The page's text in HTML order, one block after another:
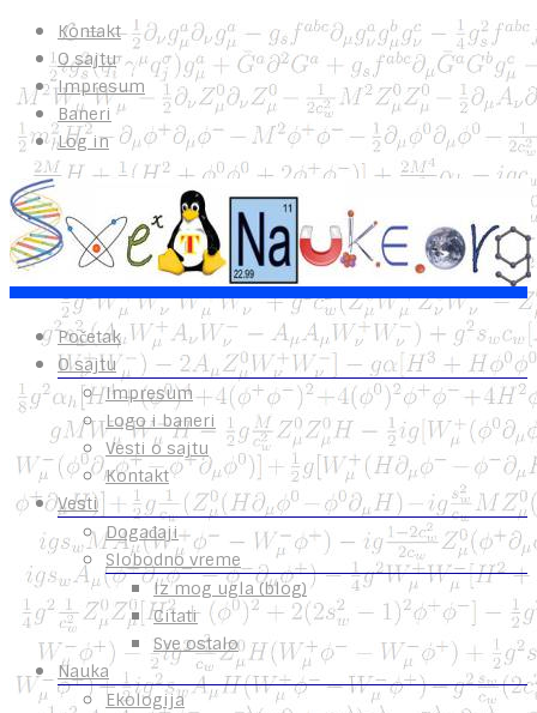
Kontakt
O sajtu
Impresum
Baneri
Log in
Početak
O sajtu
Impresum
Logo i baneri
Vesti o sajtu
Kontakt
Vesti
Događaji
Slobodno vreme
Iz mog ugla (blog)
Citati
Sve ostalo
Nauka
Ekologija